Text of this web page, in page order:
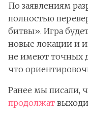
По заявлениям
полностью
битвы». Игра
новые локации и
не имеют точных
что
Ранее мы писали,
продолжат